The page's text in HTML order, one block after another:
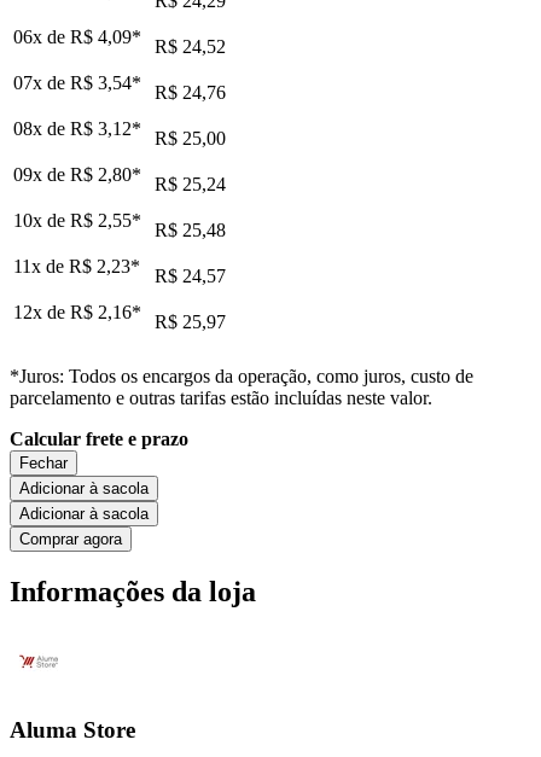
06x de R$ 4,09*
R$ 24,52
07x de R$ 3,54*
R$ 24,76
08x de R$ 3,12*
R$ 25,00
09x de R$ 2,80*
R$ 25,24
10x de R$ 2,55*
R$ 25,48
11x de R$ 2,23*
R$ 24,57
12x de R$ 2,16* R$ 25,97
*Juros: Todos os encargos da operação, como juros, custo de
parcelamento e outras tarifas estão incluídas neste valor.
Calcular frete e prazo
Fechar
Adicionar à sacola
Adicionar à sacola
Comprar agora
Informações da loja
Aluma Store